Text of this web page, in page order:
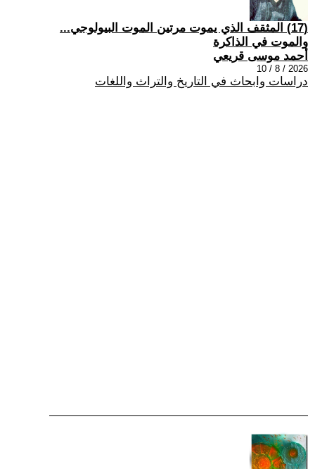
(17) المثقف الذي يموت مرتين الموت البيولوجي...
والموت في الذاكرة
أحمد موسى قريعي
2026 / 8 / 10
دراسات وابحاث في التاريخ والتراث واللغات